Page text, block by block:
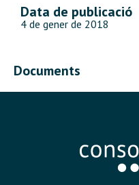
Data de publicació
4 de gener de 2018
Documents